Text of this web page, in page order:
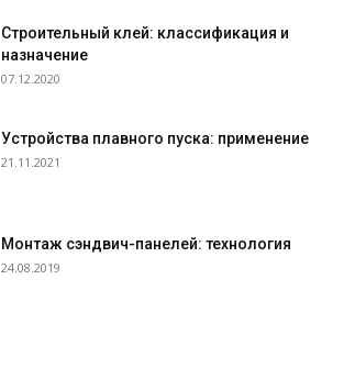
Строительный клей: классификация и
назначение
07.12.2020
Устройства плавного пуска: применение
21.11.2021
Монтаж сэндвич-панелей: технология
24.08.2019